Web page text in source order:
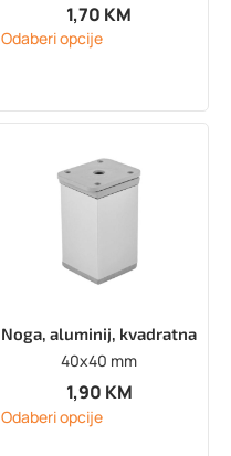
1,70 KM
Odaberi opcije
Noga, aluminij, kvadratna
40x40 mm
1,90 KM
Odaberi opcije